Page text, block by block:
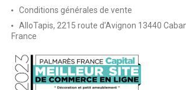
Conditions générales de vente
AlloTapis, 2215 route d'Avignon 13440
France